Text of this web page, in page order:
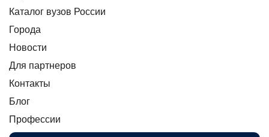
Каталог вузов России
Города
Новости
Для партнеров
Контакты
Блог
Профессии